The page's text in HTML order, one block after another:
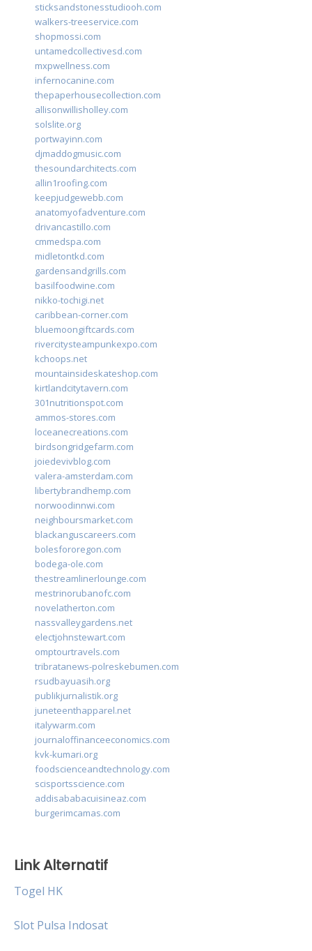
sticksandstonesstudiooh.com
walkers-treeservice.com
shopmossi.com
untamedcollectivesd.com
mxpwellness.com
infernocanine.com
thepaperhousecollection.com
allisonwillisholley.com
solslite.org
portwayinn.com
djmaddogmusic.com
thesoundarchitects.com
allin1roofing.com
keepjudgewebb.com
anatomyofadventure.com
drivancastillo.com
cmmedspa.com
midletontkd.com
gardensandgrills.com
basilfoodwine.com
nikko-tochigi.net
caribbean-corner.com
bluemoongiftcards.com
rivercitysteampunkexpo.com
kchoops.net
mountainsideskateshop.com
kirtlandcitytavern.com
301nutritionspot.com
ammos-stores.com
loceanecreations.com
birdsongridgefarm.com
joiedevivblog.com
valera-amsterdam.com
libertybrandhemp.com
norwoodinnwi.com
neighboursmarket.com
blackanguscareers.com
bolesfororegon.com
bodega-ole.com
thestreamlinerlounge.com
mestrinorubanofc.com
novelatherton.com
nassvalleygardens.net
electjohnstewart.com
omptourtravels.com
tribratanews-polreskebumen.com
rsudbayuasih.org
publikjurnalistik.org
juneteenthapparel.net
italywarm.com
journaloffinanceeconomics.com
kvk-kumari.org
foodscienceandtechnology.com
scisportsscience.com
addisababacuisineaz.com
burgerimcamas.com
Link Alternatif
Togel HK
Slot Pulsa Indosat